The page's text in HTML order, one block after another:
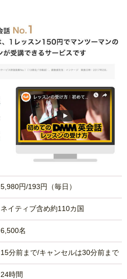
5,980円/193円（毎日）
ネイティブ含め約110カ国
6,500名
15分前まで/キャンセルは30分前まで
24時間